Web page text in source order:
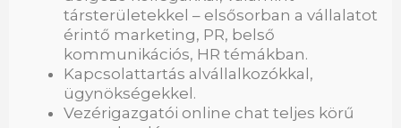
társterületekkel – elsősorban a vállalatot
érintő marketing, PR, belső
kommunikációs, HR témákban.
Kapcsolattartás alvállalkozókkal,
ügynökségekkel.
Vezérigazgatói online chat teljes körű